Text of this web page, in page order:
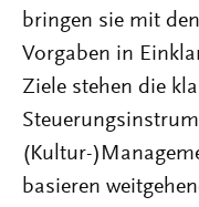
bringen sie mit
Vorgaben in
Ziele stehen die
(Kultur-
basieren